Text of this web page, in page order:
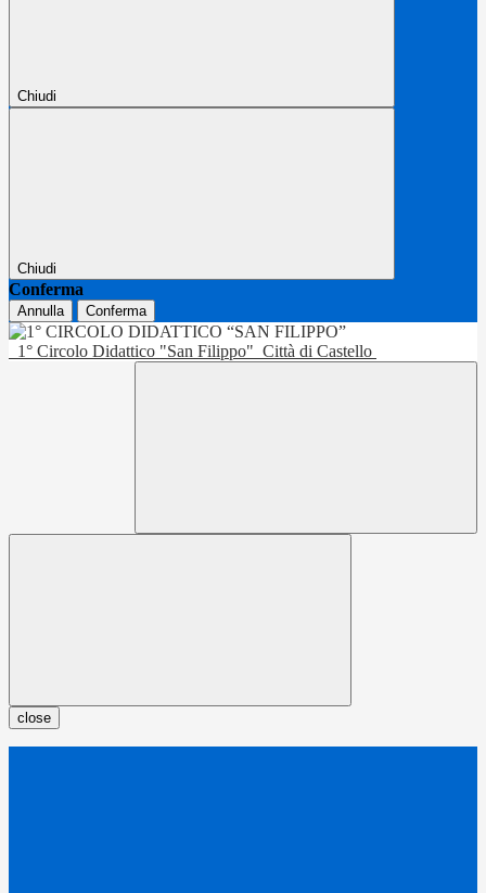
Chiudi
Chiudi
Conferma
Annulla Conferma
1° Circolo Didattico "San Filippo" Città di Castello
close